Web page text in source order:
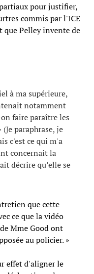
pour justifier,
commis par l'ICE
que Pelley invente de
à ma supérieure,
notamment
faire paraître les
paraphrase, je
c'est ce qui m'a
concernait la
décrire qu’elle se
que cette
ce que la vidéo
Mme Good ont
au policier. »
effet d'aligner le